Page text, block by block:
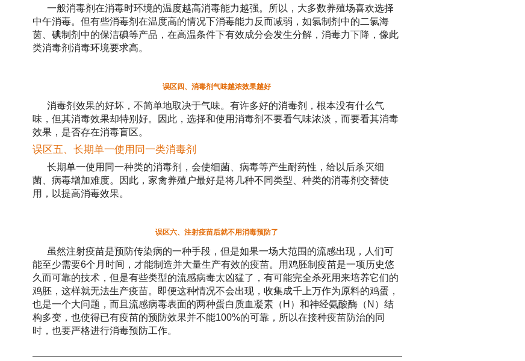
一般消毒剂在消毒时环境的温度越高消毒能力越强。所以，大多数养殖场喜欢选择
中午消毒。但有些消毒剂在温度高的情况下消毒能力反而减弱，如氯制剂中的二氯海
茵、碘制剂中的保洁碘等产品，在高温条件下有效成分会发生分解，消毒力下降，像此
类消毒剂消毒环境要求高。
误区四、消毒剂气味越浓效果越好
消毒剂效果的好坏，不简单地取决于气味。有许多好的消毒剂，根本没有什么气
味，但其消毒效果却特别好。因此，选择和使用消毒剂不要看气味浓淡，而要看其消毒
效果，是否存在消毒盲区。
误区五、长期单一使用同一类消毒剂
长期单一使用同一种类的消毒剂，会使细菌、病毒等产生耐药性，给以后杀灭细
菌、病毒增加难度。因此，家禽养殖户最好是将几种不同类型、种类的消毒剂交替使
用，以提高消毒效果。
误区六、注射疫苗后就不用消毒预防了
虽然注射疫苗是预防传染病的一种手段，但是如果一场大范围的流感出现，人们可
能至少需要6个月时间，才能制造并大量生产有效的疫苗。用鸡胚制疫苗是一项历史悠
久而可靠的技术，但是有些类型的流感病毒太凶猛了，有可能完全杀死用来培养它们的
鸡胚，这样就无法生产疫苗。即便这种情况不会出现，收集成千上万作为原料的鸡蛋，
也是一个大问题，而且流感病毒表面的两种蛋白质血凝素（H）和神经氨酸酶（N）结
构多变，也使得已有疫苗的预防效果并不能100%的可靠，所以在接种疫苗防治的同
时，也要严格进行消毒预防工作。